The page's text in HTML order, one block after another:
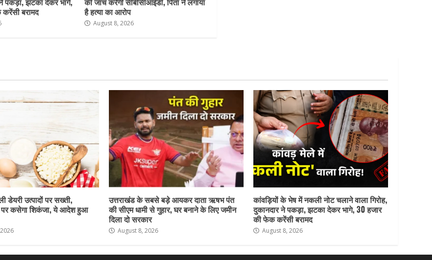
बरामद
है हत्या का आरोप
August 8, 2026
डेयरी उत्पादों पर सख्ती,
पर कसेगा शिकंजा, ये आदेश हुआ
उत्तराखंड के सबसे बड़े आयकर दाता ऋषभ पंत
की सीएम धामी से गुहार, घर बनाने के लिए जमीन
दिला दो सरकार
August 8, 2026
कांवड़ियों के भेष में नकली नोट चलाने वाला गिरोह,
दुकानदार ने पकड़ा, झटका देकर भागे, 30 हजार
की फेक करेंसी बरामद
August 8, 2026